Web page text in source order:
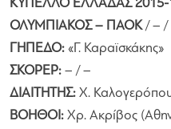
ΚΥΠΕΛΛΟ ΕΛΛΑΔΑΣ 2015-
ΟΛΥΜΠΙΑΚΟΣ – ΠΑΟΚ/ – /
ΓΗΠΕΔΟ: «Γ. Καραϊσκάκης»
ΣΚΟΡΕΡ: – / –
ΔΙΑΙΤΗΤΗΣ: Χ.
ΒΟΗΘΟΙ: Χρ. Ακρίβος